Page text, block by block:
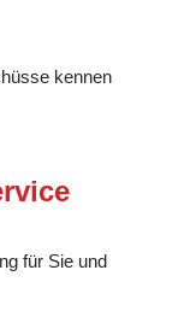
kennen
für Sie und